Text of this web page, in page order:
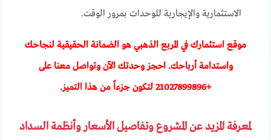
الاستثمارية والإيجارية للوحدات بمرور الوقت.
موقع استثمارك في المربع الذهبي هو الضمانة الحقيقية لنجاحك
واستدامة أرباحك. احجز وحدتك الآن وتواصل معنا على
+
21027899896 لتكون جزءاً من هذا التميز.
لمعرفة المزيد عن المشروع وتفاصيل الأسعار وأنظمة السداد